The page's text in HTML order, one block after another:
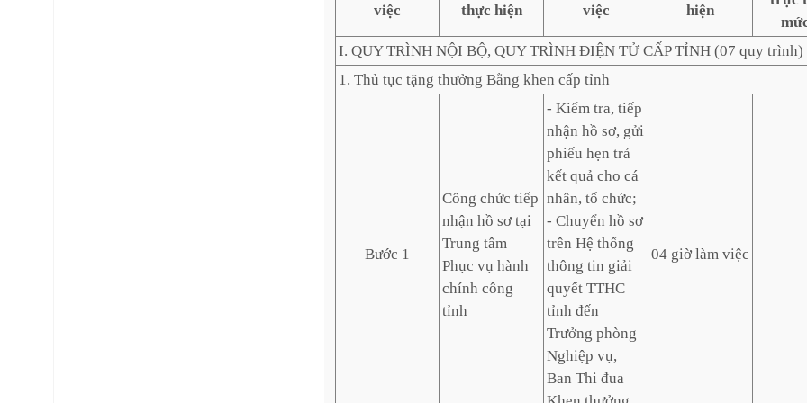
việc thực hiện việc hiện
I. QUY TRÌNH NỘI BỘ, QUY TRÌNH ĐIỆN TỬ CẤP TỈNH (07 quy trình)
1. Thủ tục tặng thưởng Bằng khen cấp tỉnh
Bước 1
Công chức tiếp
nhận hồ sơ tại
Trung tâm
Phục vụ hành
chính công
tỉnh
- Kiểm tra, tiếp
nhận hồ sơ, gửi
phiếu hẹn trả
kết quả cho cá
nhân, tổ chức;
- Chuyển hồ sơ
trên Hệ thống
thông tin giải
quyết TTHC
tỉnh đến
Trưởng phòng
Nghiệp vụ,
Ban Thi đua
04 giờ làm việc